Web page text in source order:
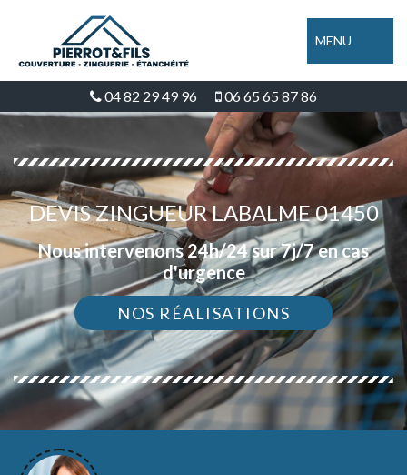
MENU
04 82 29 49 96 06 65 65 87 86
DEVIS ZINGUEUR LABALME 01450
Nous intervenons 24h/24 sur 7j/7 en cas
d'urgence
NOS RÉALISATIONS